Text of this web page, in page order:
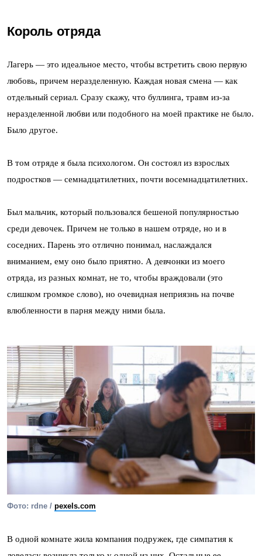
Король отряда
Лагерь — это идеальное место, чтобы встретить свою первую
любовь, причем неразделенную. Каждая новая смена — как
отдельный сериал. Сразу скажу, что буллинга, травм из-за
неразделенной любви или подобного на моей практике не было.
Было другое.
В том отряде я была психологом. Он состоял из взрослых
подростков — семнадцатилетних, почти восемнадцатилетних.
Был мальчик, который пользовался бешеной популярностью
среди девочек. Причем не только в нашем отряде, но и в
соседних. Парень это отлично понимал, наслаждался
вниманием, ему оно было приятно. А девчонки из моего
отряда, из разных комнат, не то, чтобы враждовали (это
слишком громкое слово), но очевидная неприязнь на почве
влюбленности в парня между ними была.
Фото: rdne / pexels.com
В одной комнате жила компания подружек, где симпатия к